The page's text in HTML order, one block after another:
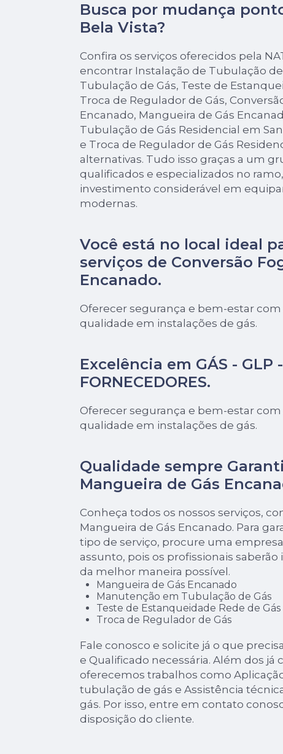
Busca por mudança
Bela Vista?
Confira os serviços oferecidos pela
encontrar Instalação de Tubulação
Tubulação de Gás, Teste de
Troca de Regulador de Gás,
Encanado, Mangueira de Gás
Tubulação de Gás Residencial em
e Troca de Regulador de Gás
alternativas. Tudo isso graças a um
qualificados e especializados no
investimento considerável em
modernas.
Você está no local ideal
serviços de Conversão
Encanado.
Oferecer segurança e bem-estar
qualidade em instalações de gás.
Excelência em GÁS - GLP -
FORNECEDORES.
Oferecer segurança e bem-estar
qualidade em instalações de gás.
Qualidade sempre
Mangueira de Gás
Conheça todos os nossos serviços,
Mangueira de Gás Encanado. Para
tipo de serviço, procure uma
assunto, pois os profissionais
da melhor maneira possível.
Mangueira de Gás Encanado
Manutenção em Tubulação de Gás
Teste de Estanqueidade Rede de Gás
Troca de Regulador de Gás
Fale conosco e solicite já o que
e Qualificado necessária. Além dos já
oferecemos trabalhos como
tubulação de gás e Assistência
gás. Por isso, entre em contato
disposição do cliente.